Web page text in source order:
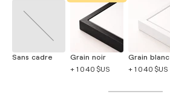
Sans cadre
Grain noir
+ 1 040 $US
Grain blanc
+ 1 040 $US